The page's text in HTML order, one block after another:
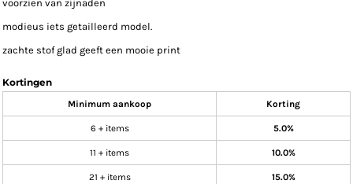
voorzien van zijnaden
modieus iets getailleerd model.
zachte stof glad geeft een mooie print
Kortingen
Minimum aankoop Korting
6 + items 5.0%
11 + items 10.0%
21 + items 15.0%